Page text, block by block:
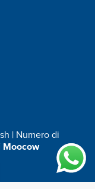
| Numero di
Moocow